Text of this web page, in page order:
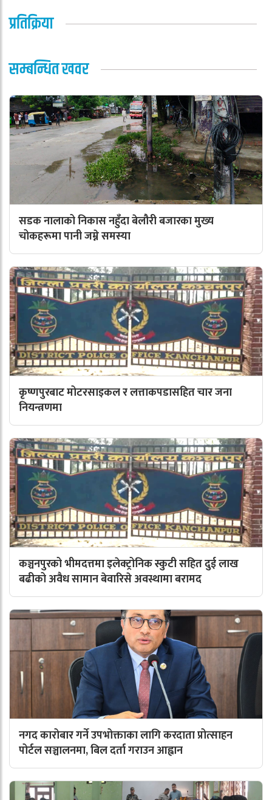
प्रतिक्रिया
सम्बन्धित खवर
सडक नालाको निकास नहुँदा बेलौरी बजारका मुख्य
चोकहरूमा पानी जम्ने समस्या
कृष्णपुरबाट मोटरसाइकल र लत्ताकपडासहित चार जना
नियन्त्रणमा
कञ्चनपुरको भीमदत्तमा इलेक्ट्रोनिक स्कुटी सहित दुई लाख
बढीको अवैध सामान बेवारिसे अवस्थामा बरामद
नगद कारोबार गर्ने उपभोक्ताका लागि करदाता प्रोत्साहन
पोर्टल सञ्चालनमा, बिल दर्ता गराउन आह्वान